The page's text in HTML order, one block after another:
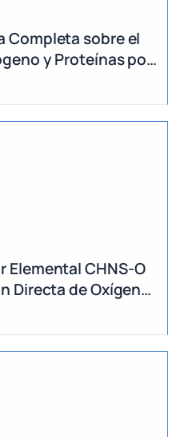
Completa sobre el
y Proteínas por
Elemental CHNS-O
Directa de Oxígeno